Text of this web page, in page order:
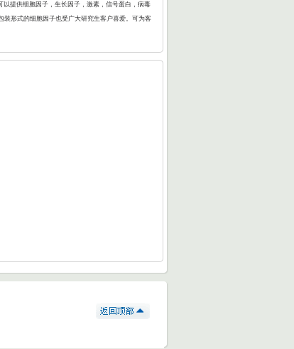
提供细胞因子，生长因子，激素，信号蛋白，病毒
形式的细胞因子也受广大研究生客户喜爱。可为客